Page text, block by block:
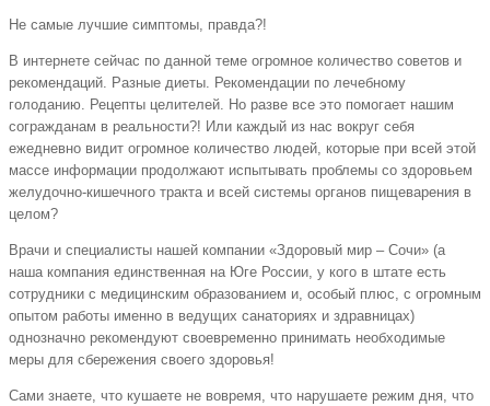
Не самые лучшие симптомы, правда?!
В интернете сейчас по данной теме огромное количество советов и
рекомендаций. Разные диеты. Рекомендации по лечебному
голоданию. Рецепты целителей. Но разве все это помогает нашим
согражданам в реальности?! Или каждый из нас вокруг себя
ежедневно видит огромное количество людей, которые при всей этой
массе информации продолжают испытывать проблемы со здоровьем
желудочно-кишечного тракта и всей системы органов пищеварения в
целом?
Врачи и специалисты нашей компании «Здоровый мир – Сочи» (а
наша компания единственная на Юге России, у кого в штате есть
сотрудники с медицинским образованием и, особый плюс, с огромным
опытом работы именно в ведущих санаториях и здравницах)
однозначно рекомендуют своевременно принимать необходимые
меры для сбережения своего здоровья!
Сами знаете, что кушаете не вовремя, что нарушаете режим дня, что